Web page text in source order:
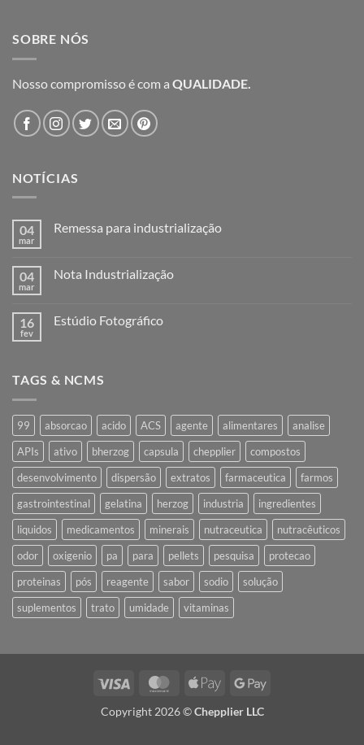
SOBRE NÓS
Nosso compromisso é com a QUALIDADE.
NOTÍCIAS
04
mar
Remessa para industrialização
Remessa
04
mar
Nota Industrialização
Nota
16
fev
Estúdio Fotográfico
Fotográfico
TAGS & NCMS
99 absorcao acido ACS agente alimentares
analise
APIs
ativo bherzog capsula chepplier
compostos
desenvolvimento
dispersão extratos farmaceutica
farmos
gastrointestinal
gelatina herzog industria
ingredientes
liquidos
medicamentos minerais nutraceutica
nutracêuticos
odor
oxigenio pa para pellets pesquisa
protecao
proteinas
pós reagente sabor sodio
solução
suplementos
trato umidade vitaminas
Visa MasterCardApple
Google
Copyright 2026 ©Chepplier LLC